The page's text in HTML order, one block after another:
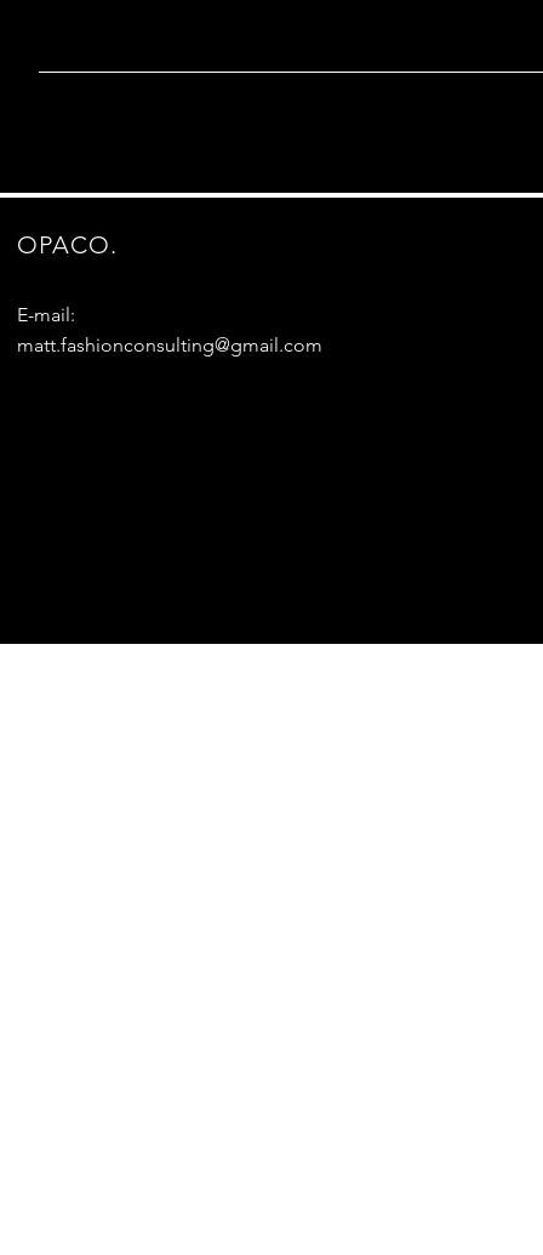
OPACO.
E-mail:
matt.fashionconsulting@gmail.com